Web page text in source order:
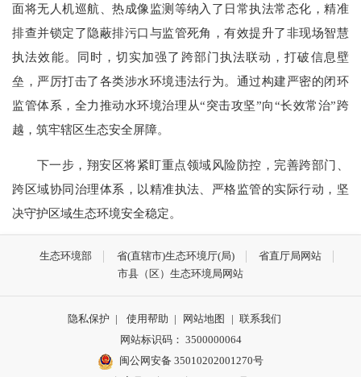
面将无人机巡航、热成像监测等纳入了日常执法常态化，精准
排查并锁定了隐蔽排污口与监管死角，有效提升了非现场智慧
执法效能。同时，切实加强了跨部门执法联动，打破信息壁
垒，严厉打击了各类涉水环境违法行为。通过构建严密的闭环
监管体系，全力推动水环境治理从“突击攻坚”向“长效常治”跨
越，筑牢辖区生态安全屏障。
下一步，翔安区将紧盯重点领域风险防控，完善跨部门、
跨区域协同治理体系，以精准执法、严格监管的实际行动，坚
决守护区域生态环境安全稳定。
生态环境部 省(直辖市)生态环境厅(局)
省直厅局网站
市县（区）生态环境局网站
隐私保护 | 使用帮助 | 网站地图 | 联系我们
网站标识码： 3500000064
闽公网安备 35010202001270号